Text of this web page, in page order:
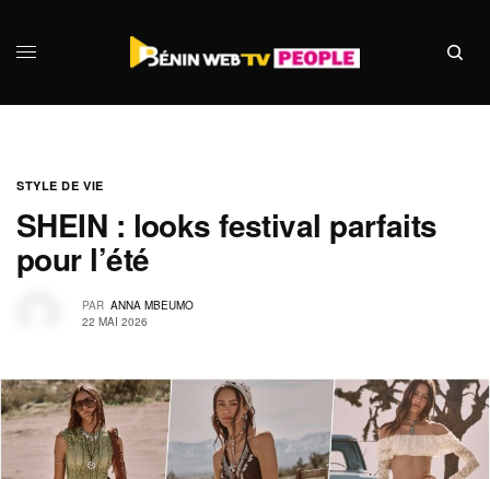
STYLE DE VIE
SHEIN : looks festival parfaits
pour l’été
PAR ANNA MBEUMO
22 MAI 2026